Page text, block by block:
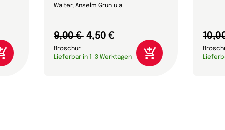
Walter, Anselm Grün u.a.
9,00 € 4,50 €
Broschur
Lieferbar in 1-3 Werktagen